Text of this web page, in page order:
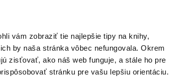
vám zobraziť tie najlepšie tipy na knihy,
by naša stránka vôbec nefungovala. Okrem
zisťovať, ako náš web funguje, a stále ho pre
stránku pre vašu lepšiu orientáciu.